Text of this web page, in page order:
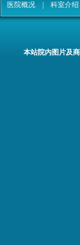
医院概况 科室介绍
本站院内图片及